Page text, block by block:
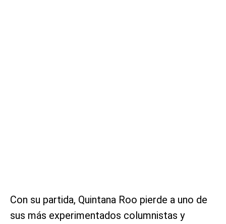
Con su partida, Quintana Roo pierde a uno de
sus más experimentados columnistas y